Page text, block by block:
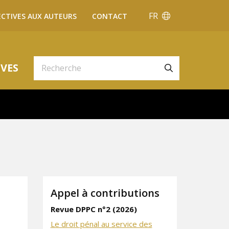
AUX AUTEURS CONTACT FR
Appel à contributions
Revue DPPC n°2 (2026)
Le droit pénal au service des